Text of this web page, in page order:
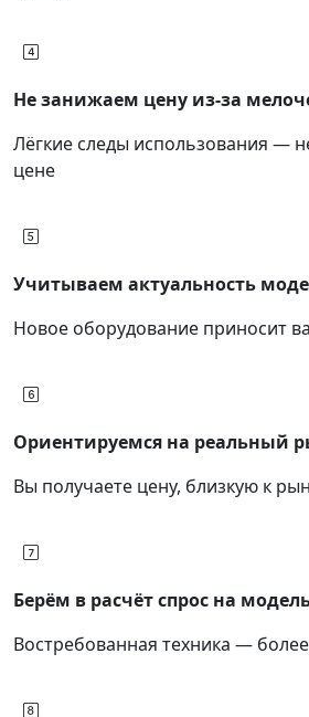
Не занижаем цену из-за
Лёгкие следы использования —
цене
Учитываем актуальность
Новое оборудование приносит
Ориентируемся на реальный
Вы получаете цену, близкую к
Берём в расчёт спрос на
Востребованная техника —